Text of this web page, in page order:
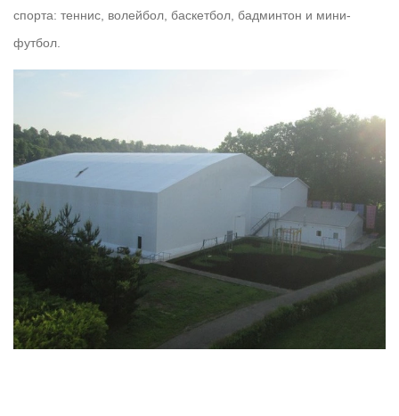
спорта: теннис, волейбол, баскетбол, бадминтон и мини-
футбол.